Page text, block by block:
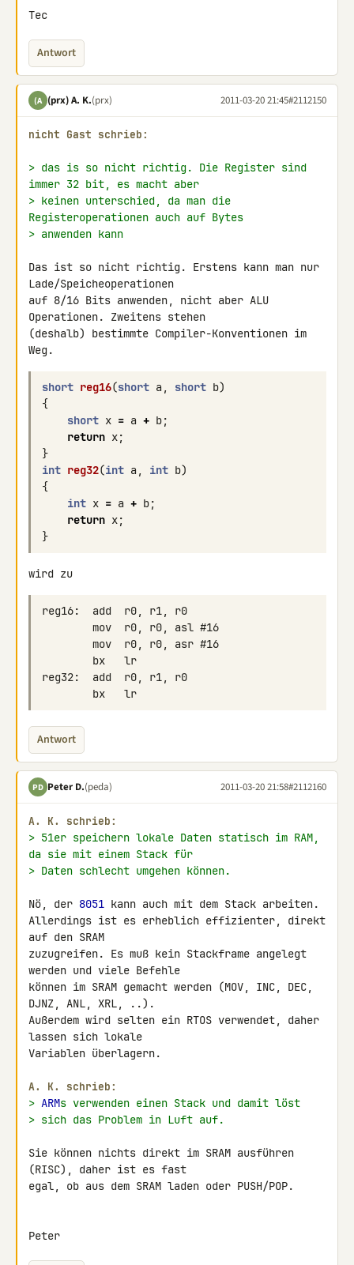
Tec
Antwort
(A (prx) A. K.(prx) 2011-03-20 21:45#2112150
nicht Gast schrieb:
> das is so nicht richtig. Die Register sind
immer 32 bit, es macht aber
> keinen unterschied, da man die
Registeroperationen auch auf Bytes
> anwenden kann
Das ist so nicht richtig. Erstens kann man nur
Lade/Speicheoperationen
auf 8/16 Bits anwenden, nicht aber ALU
Operationen. Zweitens stehen
(deshalb) bestimmte Compiler-Konventionen im
Weg.
short reg16(short a, short b)
{
short x = a + b;
return x;
}
int reg32(int a, int b)
{
int x = a + b;
return x;
}
wird zu
Antwort
PD Peter D.(peda) 2011-03-20 21:58#2112160
A. K. schrieb:
> 51er speichern lokale Daten statisch im RAM,
da sie mit einem Stack für
> Daten schlecht umgehen können.
Nö, der 8051 kann auch mit dem Stack arbeiten.
Allerdings ist es erheblich effizienter, direkt
auf den SRAM
zuzugreifen. Es muß kein Stackframe angelegt
werden und viele Befehle
können im SRAM gemacht werden (MOV, INC, DEC,
DJNZ, ANL, XRL, ..).
Außerdem wird selten ein RTOS verwendet, daher
lassen sich lokale
Variablen überlagern.
A. K. schrieb:
> ARMs verwenden einen Stack und damit löst
> sich das Problem in Luft auf.
Sie können nichts direkt im SRAM ausführen
(RISC), daher ist es fast
egal, ob aus dem SRAM laden oder PUSH/POP.
Peter